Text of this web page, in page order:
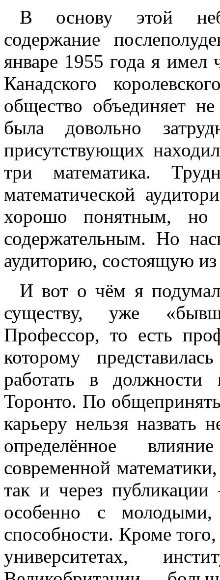
В основу этой
содержание
январе 1955 года я имел
Канадского
общество объединяет
была довольно
присутствующих
три математика.
математической
хорошо понятным,
содержательным. Но
аудиторию, состоящую
И вот о чём я
существу, уже
Профессор, то есть
которому
работать в должности
Торонто. По
карьеру нельзя назвать
определённое
современной
так и через
особенно с
способности. Кроме
университетах,